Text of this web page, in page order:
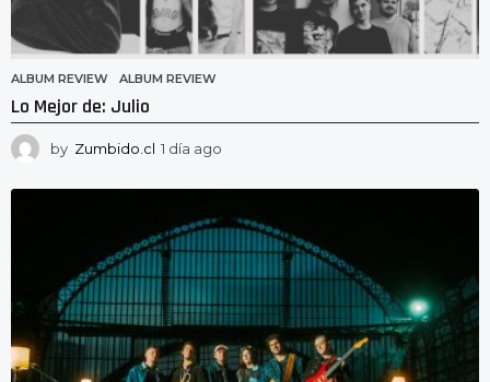
ALBUM REVIEW ALBUM REVIEW
Lo Mejor de: Julio
by Zumbido.cl 1 día ago
í
a
g
o